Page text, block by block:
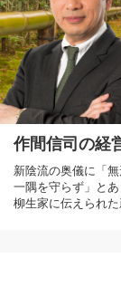
作間信司の経
新陰流の奥儀に「
一隅を守らず」と
柳生家に伝えられた